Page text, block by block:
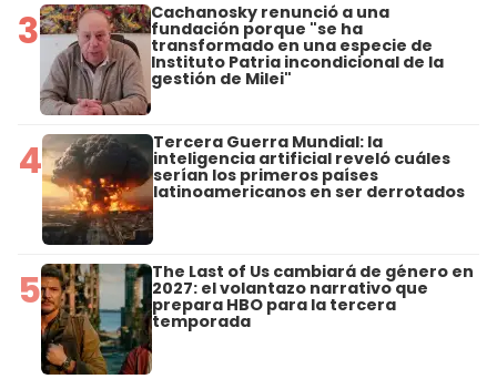
3 Cachanosky renunció a una
fundación porque "se ha
transformado en una especie de
Instituto Patria incondicional de la
gestión de Milei"
4 Tercera Guerra Mundial: la
inteligencia artificial reveló cuáles
serían los primeros países
latinoamericanos en ser derrotados
5 The Last of Us cambiará de género en
2027: el volantazo narrativo que
prepara HBO para la tercera
temporada